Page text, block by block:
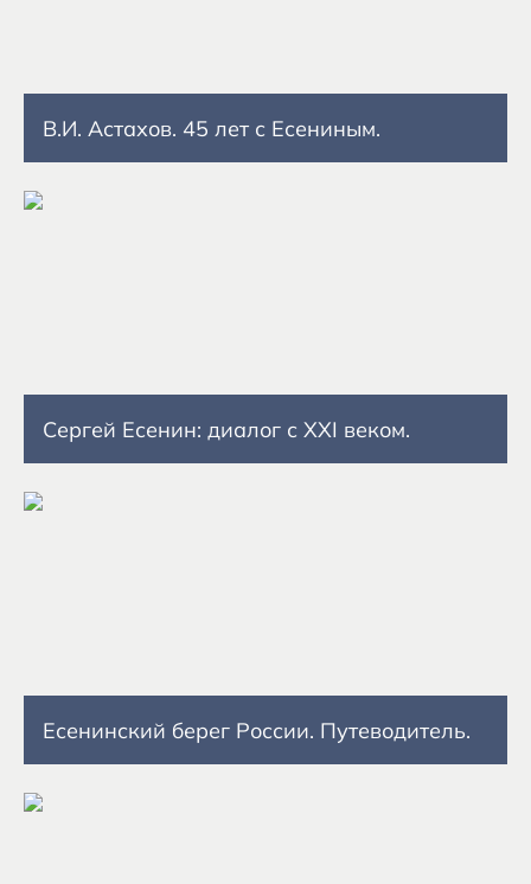
В.И. Астахов. 45 лет с Есениным.
Сергей Есенин: диалог с XXI веком.
Есенинский берег России. Путеводитель.